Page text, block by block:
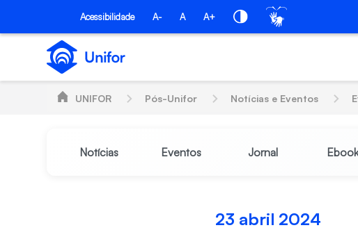
Pular para o Conteúdo principal
Acessibilidade A- A A+
UNIFOR Pós-Unifor Notícias e Eventos
Notícias Eventos Jornal
23 abril 2024